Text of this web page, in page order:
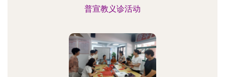
普宣教义诊活动